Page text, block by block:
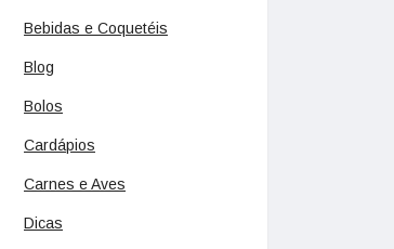
Bebidas e Coquetéis
Blog
Bolos
Cardápios
Carnes e Aves
Dicas